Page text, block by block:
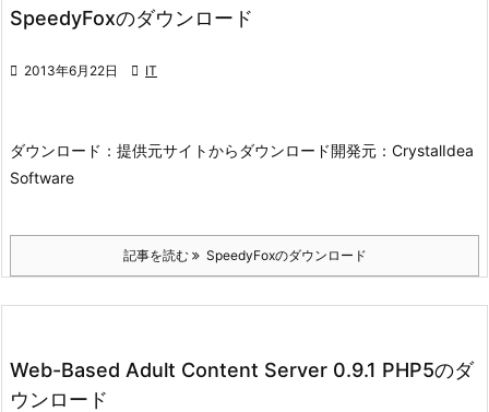
SpeedyFoxのダウンロード
 2013年6月22日  IT
ダウンロード： 提供元サイトからダウンロード開発元： CrystalIdea
Software
記事を読む SpeedyFoxのダウンロード
Web-Based Adult Content Server 0.9.1 PHP5のダ
ウンロード